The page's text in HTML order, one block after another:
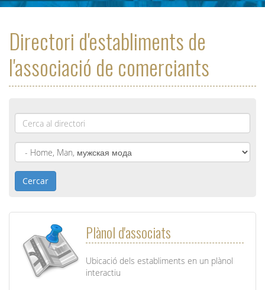
Directori d'establiments de
l'associació de comerciants
Nom
*
Cercar
Plànol d'associats
Ubicació dels establiments en un plànol
interactiu